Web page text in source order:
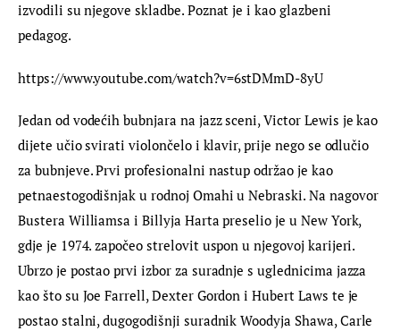
izvodili su njegove skladbe. Poznat je i kao glazbeni
pedagog.
https://www.youtube.com/watch?v=6stDMmD-8yU
Jedan od vodećih bubnjara na jazz sceni, Victor Lewis je kao
dijete učio svirati violončelo i klavir, prije nego se odlučio
za bubnjeve. Prvi profesionalni nastup održao je kao
petnaestogodišnjak u rodnoj Omahi u Nebraski. Na nagovor
Bustera Williamsa i Billyja Harta preselio je u New York,
gdje je 1974. započeo strelovit uspon u njegovoj karijeri.
Ubrzo je postao prvi izbor za suradnje s uglednicima jazza
kao što su Joe Farrell, Dexter Gordon i Hubert Laws te je
postao stalni, dugogodišnji suradnik Woodyja Shawa, Carle